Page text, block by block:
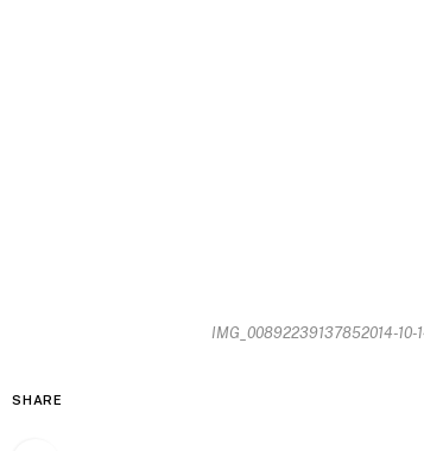
IMG_00892239137852014-10-
SHARE